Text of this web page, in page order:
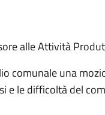
alle Attività
comunale una
e le difficoltà del